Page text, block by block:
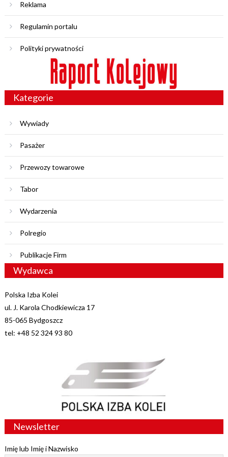
Reklama
Regulamin portalu
Polityki prywatności
Kategorie
Wywiady
Pasażer
Przewozy towarowe
Tabor
Wydarzenia
Polregio
Publikacje Firm
Wydawca
Polska Izba Kolei
ul. J. Karola Chodkiewicza 17
85-065 Bydgoszcz
tel: +48 52 324 93 80
Newsletter
Imię lub Imię i Nazwisko